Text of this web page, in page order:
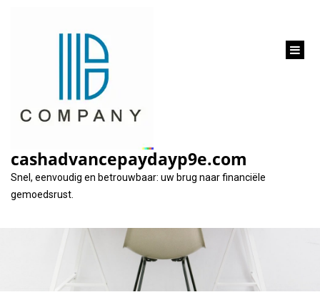
cashadvancepaydayp9e.com
Snel, eenvoudig en betrouwbaar: uw brug naar financiële
gemoedsrust.
Hoeveel kan ik lenen
en wat zijn de
voorwaarden?